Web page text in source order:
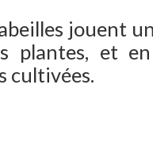
jouent
plantes, et
cultivées.